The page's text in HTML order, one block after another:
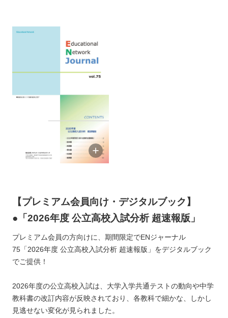
【プレミアム会員向け・デジタルブック】
●「2026年度 公立高校入試分析 超速報版」
プレミアム会員の方向けに、期間限定でENジャーナル
75「2026年度 公立高校入試分析 超速報版」をデジタルブック
でご提供！
2026年度の公立高校入試は、大学入学共通テストの動向や中学
教科書の改訂内容が反映されており、各教科で細かな、しかし
見逃せない変化が見られました。